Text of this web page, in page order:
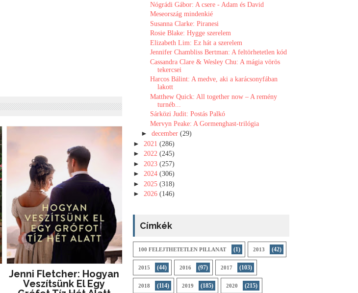
Jenni Fletcher: Hogyan
Veszítsünk El Egy
Nógrádi Gábor: A csere - Adam és David
Meseország mindenkié
Susanna Clarke: Piranesi
Rosie Blake: Hygge szerelem
Elizabeth Lim: Ez ​hát a szerelem
Jennifer Chambliss Bertman: A feltörhetetlen kód
Cassandra Clare & Wesley Chu: A mágia vörös
tekercsei
Harcos Bálint: A medve, aki a karácsonyfában
lakott
Matthew Quick: All ​together now – A remény
turnéb...
Sárközi Judit: Postás Palkó
Mervyn Peake: A ​Gormenghast-trilógia
►december(29)
► 2021 (286)
► 2022 (245)
► 2023 (257)
► 2024 (306)
► 2025 (318)
► 2026 (146)
Címkék
100 FELEJTHETETLEN PILLANAT (1) 2013 (42)
2015 (44) 2016 (97) 2017 (103)
2018 (114) 2019 (185) 2020 (215)